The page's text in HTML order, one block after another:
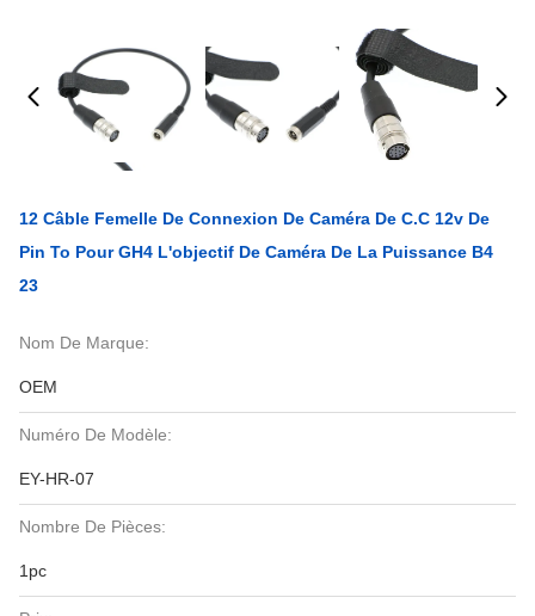
12 Câble Femelle De Connexion De Caméra De C.C 12v De
Pin To Pour GH4 L'objectif De Caméra De La Puissance B4
23
Nom De Marque:
OEM
Numéro De Modèle:
EY-HR-07
Nombre De Pièces:
1pc